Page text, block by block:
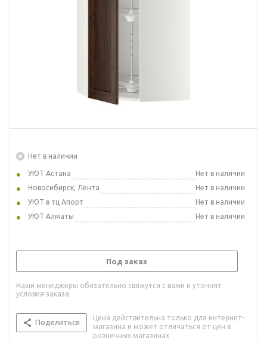
Нет в наличии
УЮТ Астана
Нет в наличии
Новосибирск, Лента
Нет в наличии
УЮТ в тц Апорт
Нет в наличии
УЮТ Алматы
Нет в наличии
Под заказ
Наши менеджеры обязательно свяжутся с вами и уточнят
условия заказа
Поделиться
Цена действительна только для интернет-
магазина и может отличаться от цен в
розничных магазинах